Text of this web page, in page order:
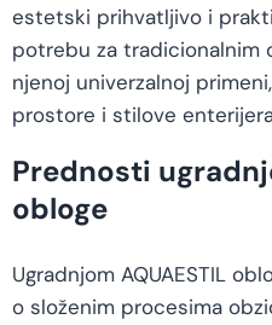
estetski prihvatljivo i
potrebu za tradicionalnim
njenoj univerzalnoj
prostore i stilove
Prednosti
obloge
Ugradnjom AQUAESTIL
o složenim procesima